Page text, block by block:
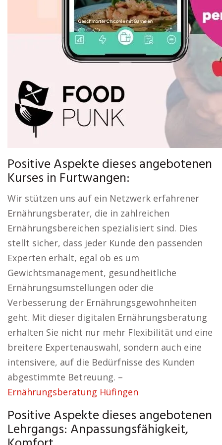
Positive Aspekte dieses angebotenen
Kurses in Furtwangen:
Wir stützen uns auf ein Netzwerk erfahrener
Ernährungsberater, die in zahlreichen
Ernährungsbereichen spezialisiert sind. Dies
stellt sicher, dass jeder Kunde den passenden
Experten erhält, egal ob es um
Gewichtsmanagement, gesundheitliche
Ernährungsumstellungen oder die
Verbesserung der Ernährungsgewohnheiten
geht. Mit dieser digitalen Ernährungsberatung
erhalten Sie nicht nur mehr Flexibilität und eine
breitere Expertenauswahl, sondern auch eine
intensivere, auf die Bedürfnisse des Kunden
abgestimmte Betreuung. –
Ernährungsberatung Hüfingen
Positive Aspekte dieses angebotenen
Lehrgangs: Anpassungsfähigkeit,